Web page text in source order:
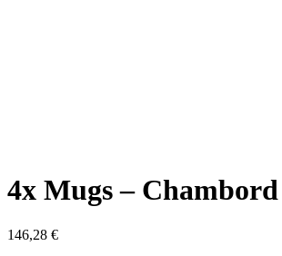
4x Mugs – Chambord
146,28 €